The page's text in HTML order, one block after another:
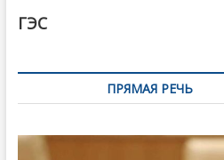
ГЭС
ПРЯМАЯ РЕЧЬ